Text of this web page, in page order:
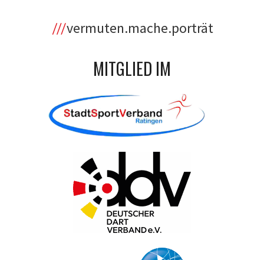
vermuten.mache.porträt
MITGLIED IM